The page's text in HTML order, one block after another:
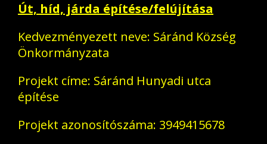
Út, híd, járda építése/felújítása
Kedvezményezett neve: Sáránd Község
Önkormányzata
Projekt címe: Sáránd Hunyadi utca
építése
Projekt azonosítószáma: 3949415678